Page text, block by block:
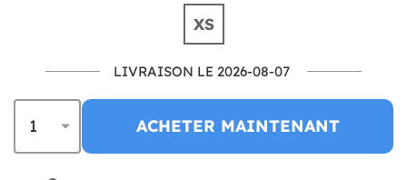
XS
LIVRAISON LE 2026-08-07
ACHETER MAINTENANT